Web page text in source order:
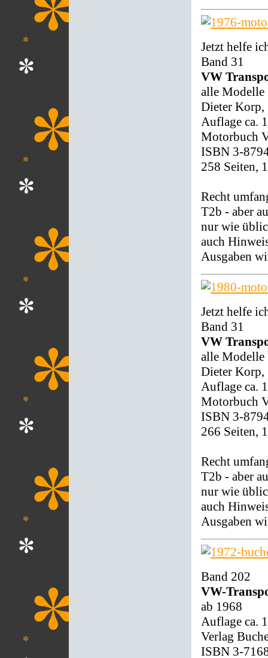
Jetzt helfe
Band 31
VW
alle Modelle
Dieter Korp,
Auflage ca.
Motorbuch
ISBN 3-
258 Seiten,
Recht
T2b - aber
nur wie
auch
Ausgaben
Jetzt helfe
Band 31
VW
alle Modelle
Dieter Korp,
Auflage ca.
Motorbuch
ISBN 3-
266 Seiten,
Recht
T2b - aber
nur wie
auch
Ausgaben
Band 202
VW-
ab 1968
Auflage ca.
Verlag
ISBN 3-